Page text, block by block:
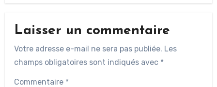
Laisser un commentaire
Votre adresse e-mail ne sera pas publiée. Les
champs obligatoires sont indiqués avec *
Commentaire *